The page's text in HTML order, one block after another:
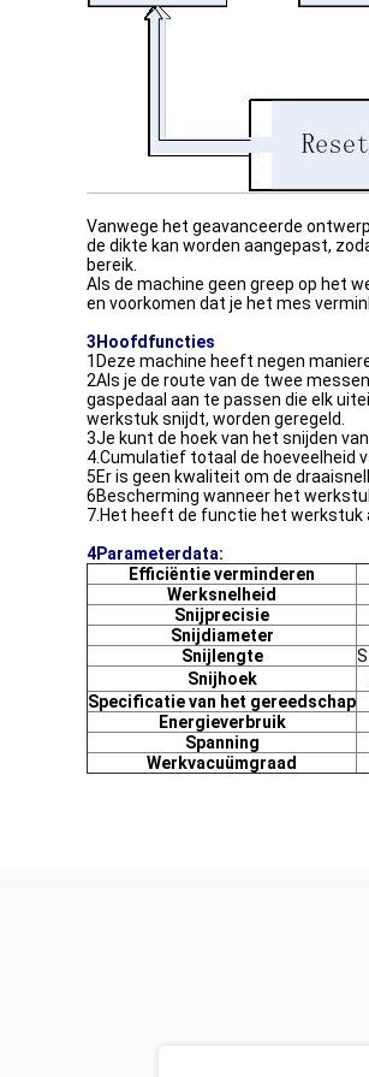
Vanwege het geavanceerde
de dikte kan worden aangepast,
bereik.
Als de machine geen greep op het
en voorkomen dat je het mes
3Hoofdfuncties
1Deze machine heeft negen
2Als je de route van de twee
gaspedaal aan te passen die elk
werkstuk snijdt, worden geregeld.
3Je kunt de hoek van het snijden
4.Cumulatief totaal de hoeveelheid
5Er is geen kwaliteit om de
6Bescherming wanneer het
7.Het heeft de functie het werkstuk
4Parameterdata:
Efficiëntie verminderen
Werksnelheid
Snijprecisie
Snijdiameter
Snijlengte
Snijhoek
Specificatie van het gereedschap
Energieverbruik
Spanning
Werkvacuümgraad